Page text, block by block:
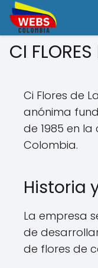
CI
Ci Flores de
anónima
de 1985 en
Colombia.
Historia
La empresa
de
de flores de